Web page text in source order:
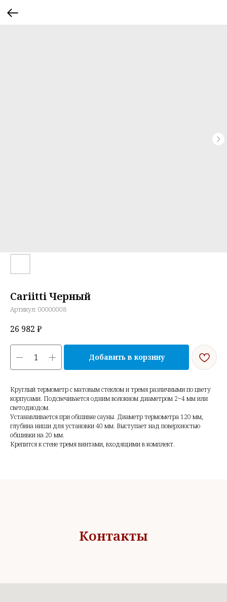
Cariitti Черный
Артикул: 00000008
26 982 ₽
Добавить в корзину
Круглый термометр с матовым стеклом и тремя различными по цвету
корпусами. Подсвечивается одним волокном диаметром 2−4 мм или
светодиодом.
Устанавливается при обшивке сауны. Диаметр термометра 120 мм,
глубина ниши для установки 40 мм. Выступает над поверхностью
обшивки на 20 мм.
Крепится к стене тремя винтами, входящими в комплект.
Контакты